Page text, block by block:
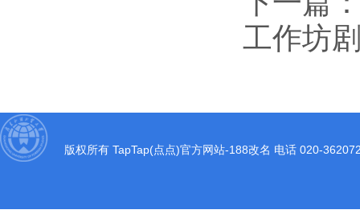
工作坊
版权所有 TapTap(点点)官方网站-188改名 电话 020-